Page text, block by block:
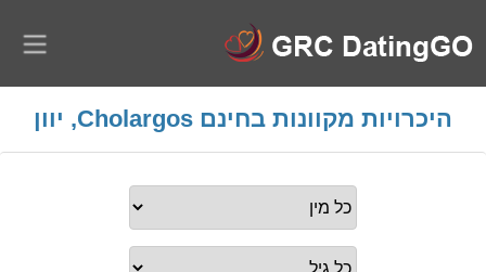
היכרויות מקוונות בחינם Cholargos, יוון